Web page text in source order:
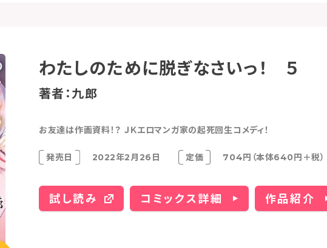
わたしのために脱ぎなさいっ！ ５
著者：九郎
お友達は作画資料！？ ＪＫエロマンガ家の起死回生コメディ！
発売日 2022年2月26日 定価 704円（本体640円＋税）
試し読み コミックス詳細 作品紹介